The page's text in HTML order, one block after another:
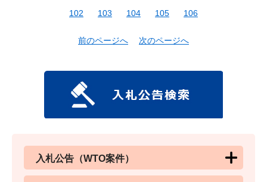
102
103 104 105 106
前のページへ 次のページへ
入札公告（WTO案件）